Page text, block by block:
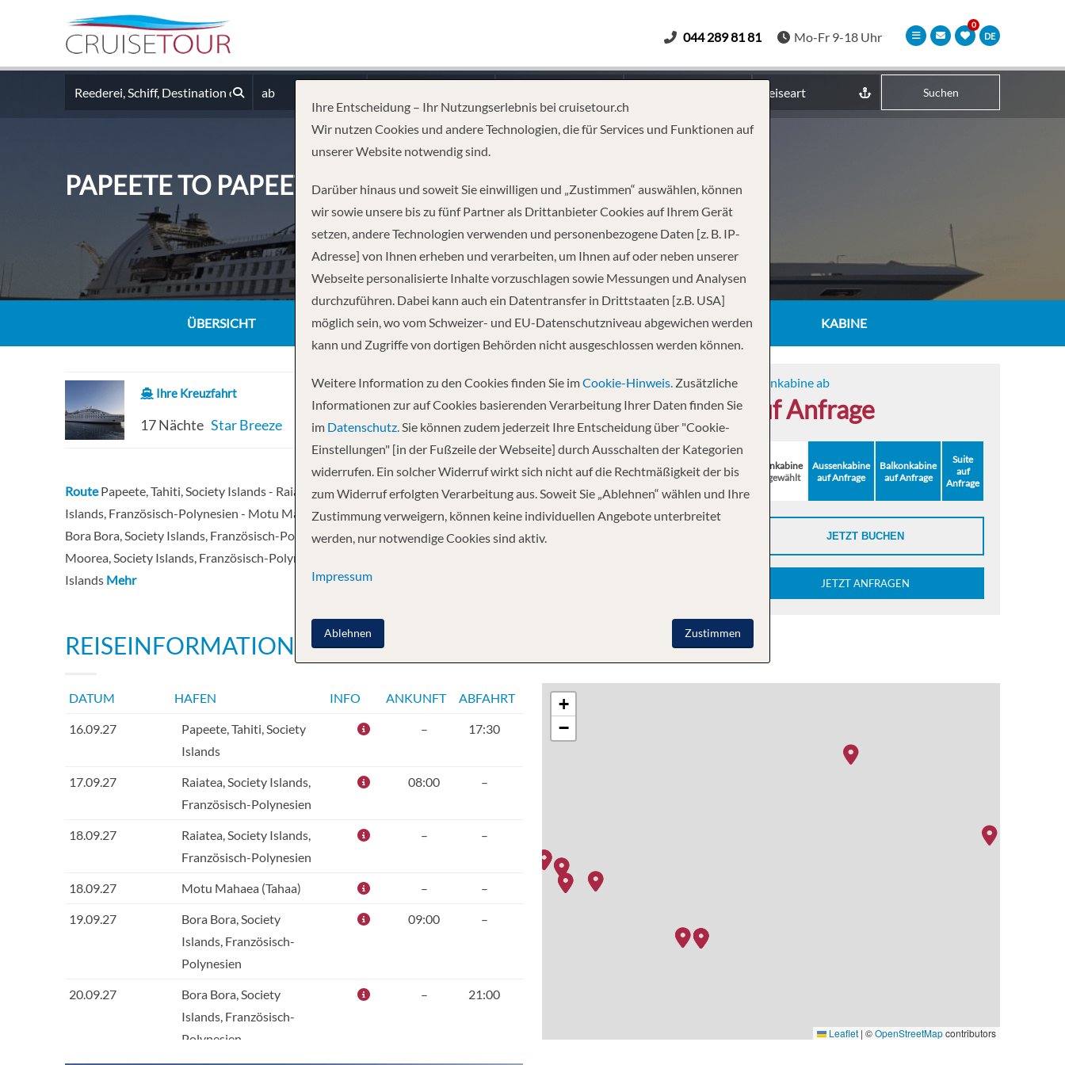
DE
044 289 81 81 Mo-Fr 9-18 Uhr
ab Reiseart Suchen
PAPEETE TO PAPEETE
ÜBERSICHT REISEINFORMATIONEN KABINE
Ihre Kreuzfahrt
17 Nächte Star Breeze 16.09.2027
RoutePapeete, Tahiti, Society Islands - Raiatea, Society Islands, Französisch-Polynesien - Raiatea, Society
Islands, Französisch-Polynesien - Motu Mahaea (Tahaa) - Bora Bora, Society Islands, Französisch-Polynesien -
Bora Bora, Society Islands, Französisch-Polynesien - Huahine, Society Islands, Französisch-Polynesien -
Moorea, Society Islands, Französisch-Polynesien - Papeete, Tahiti, Society Islands - Papeete, Tahiti, Society
Islands Mehr
Innenkabine ab
auf Anfrage
Innenkabine
ausgewählt
Aussenkabine
auf Anfrage
Balkonkabine
auf Anfrage
Suite
auf
Anfrage
JETZT BUCHEN
JETZT ANFRAGEN
REISEINFORMATIONEN
DATUM HAFEN INFO ANKUNFT ABFAHRT
16.09.27
Papeete, Tahiti, Society
Islands
– 17:30
17.09.27
Raiatea, Society Islands,
Französisch-Polynesien
08:00 –
18.09.27
Raiatea, Society Islands,
Französisch-Polynesien
– –
18.09.27 Motu Mahaea (Tahaa) – –
19.09.27
Bora Bora, Society
Islands, Französisch-
Polynesien
09:00 –
20.09.27
Bora Bora, Society
Islands, Französisch-
Polynesien
– 21:00
+
−
Leaflet | ©OpenStreetMapcontributors
Ihre Entscheidung – Ihr Nutzungserlebnis bei cruisetour.ch
Wir nutzen Cookies und andere Technologien, die für Services und Funktionen auf
unserer Website notwendig sind.
Darüber hinaus und soweit Sie einwilligen und „Zustimmen“ auswählen, können
wir sowie unsere bis zu fünf Partner als Drittanbieter Cookies auf Ihrem Gerät
setzen, andere Technologien verwenden und personenbezogene Daten [z. B. IP-
Adresse] von Ihnen erheben und verarbeiten, um Ihnen auf oder neben unserer
Webseite personalisierte Inhalte vorzuschlagen sowie Messungen und Analysen
durchzuführen. Dabei kann auch ein Datentransfer in Drittstaaten [z.B. USA]
möglich sein, wo vom Schweizer- und EU-Datenschutzniveau abgewichen werden
kann und Zugriffe von dortigen Behörden nicht ausgeschlossen werden können.
Weitere Information zu den Cookies finden Sie imCookie-Hinweis. Zusätzliche
Informationen zur auf Cookies basierenden Verarbeitung Ihrer Daten finden Sie
im Datenschutz.Sie können zudem jederzeit Ihre Entscheidung über "Cookie-
Einstellungen" [in der Fußzeile der Webseite] durch Ausschalten der Kategorien
widerrufen. Ein solcher Widerruf wirkt sich nicht auf die Rechtmäßigkeit der bis
zum Widerruf erfolgten Verarbeitung aus. Soweit Sie „Ablehnen“ wählen und Ihre
Zustimmung verweigern, können keine individuellen Angebote unterbreitet
werden, nur notwendige Cookies sind aktiv.
Impressum
Zustimmen
Ablehnen